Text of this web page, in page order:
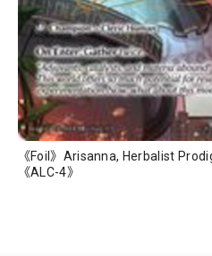
《Foil》Arisanna, Herbalist
《ALC-4》